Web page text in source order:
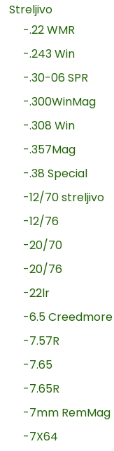
Streljivo
-.22 WMR
-.243 Win
-.30-06 SPR
-.300WinMag
-.308 Win
-.357Mag
-.38 Special
-12/70 streljivo
-12/76
-20/70
-20/76
-22lr
-6.5 Creedmore
-7.57R
-7.65
-7.65R
-7mm RemMag
-7X64